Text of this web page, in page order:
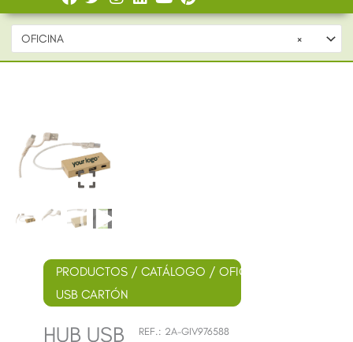
×
OFICINA
PRODUCTOS / CATÁLOGO / OFICINA
USB CARTÓN
REF.: 2A-GIV976588
HUB USB